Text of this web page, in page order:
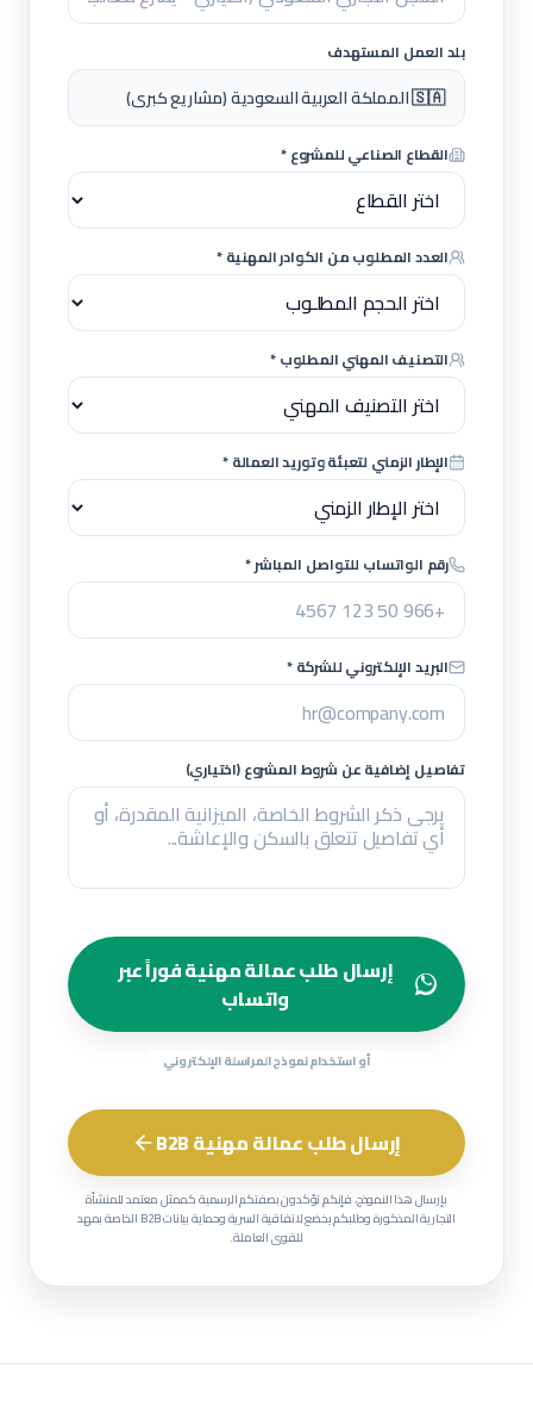
بلد العمل المستهدف
🇸🇦 المملكة العربية السعودية (مشاريع كبرى)
القطاع الصناعي للمشروع *
العدد المطلوب من الكوادر المهنية *
التصنيف المهني المطلوب *
الإطار الزمني لتعبئة وتوريد العمالة *
رقم الواتساب للتواصل المباشر *
البريد الإلكتروني للشركة *
تفاصيل إضافية عن شروط المشروع (اختياري)
إرسال طلب عمالة مهنية فوراً عبر
واتساب
أو استخدام نموذج المراسلة الإلكتروني
إرسال طلب عمالة مهنية B2B
بإرسال هذا النموذج، فإنكم تؤكدون بصفتكم الرسمية كممثل معتمد للمنشأة
التجارية المذكورة وطلبكم يخضع لاتفاقية السرية وحماية بيانات B2B الخاصة بمهد
للقوى العاملة.